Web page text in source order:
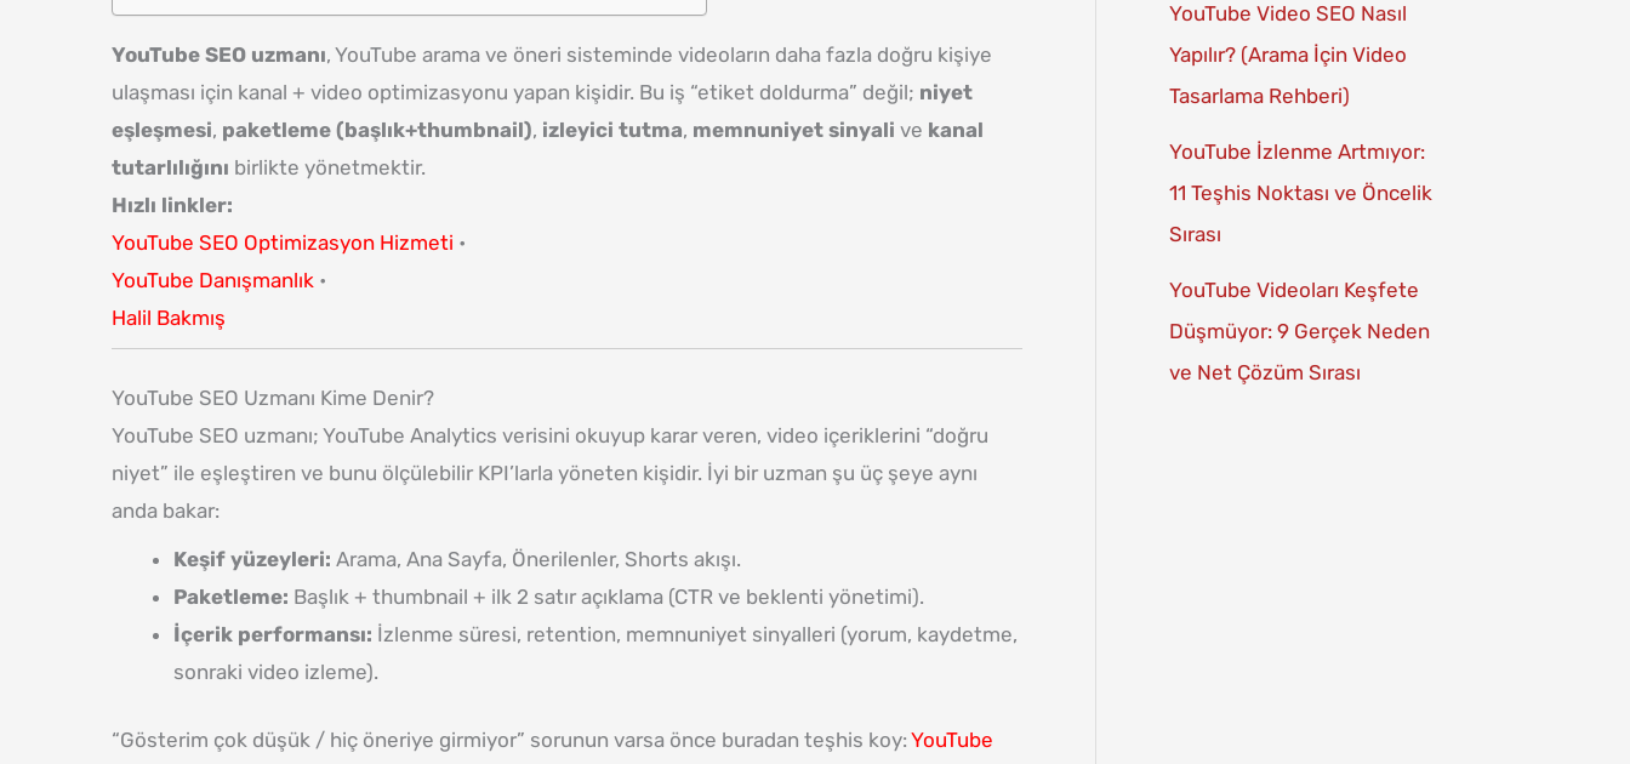
YouTube SEO uzmanı, YouTube arama ve öneri sisteminde videoların daha fazla doğru kişiye
ulaşması için kanal + video optimizasyonu yapan kişidir. Bu iş “etiket doldurma” değil; niyet
eşleşmesi, paketleme (başlık+thumbnail), izleyici tutma, memnuniyet sinyali ve kanal
tutarlılığını birlikte yönetmektir.
Hızlı linkler:
YouTube SEO Optimizasyon Hizmeti •
YouTube Danışmanlık •
Halil Bakmış
YouTube SEO Uzmanı Kime Denir?
YouTube SEO uzmanı; YouTube Analytics verisini okuyup karar veren, video içeriklerini “doğru
niyet” ile eşleştiren ve bunu ölçülebilir KPI’larla yöneten kişidir. İyi bir uzman şu üç şeye aynı
anda bakar:
Keşif yüzeyleri: Arama, Ana Sayfa, Önerilenler, Shorts akışı.
Paketleme: Başlık + thumbnail + ilk 2 satır açıklama (CTR ve beklenti yönetimi).
İçerik performansı: İzlenme süresi, retention, memnuniyet sinyalleri (yorum, kaydetme,
sonraki video izleme).
“Gösterim çok düşük / hiç öneriye girmiyor” sorunun varsa önce buradan teşhis koy: YouTube
YouTube Video SEO Nasıl
Yapılır? (Arama İçin Video
Tasarlama Rehberi)
YouTube İzlenme Artmıyor:
11 Teşhis Noktası ve Öncelik
Sırası
YouTube Videoları Keşfete
Düşmüyor: 9 Gerçek Neden
ve Net Çözüm Sırası